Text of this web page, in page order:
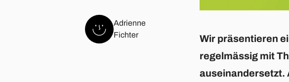
Adrienne
Fichter
Wir präsentieren
regelmässig mit
auseinandersetzt.